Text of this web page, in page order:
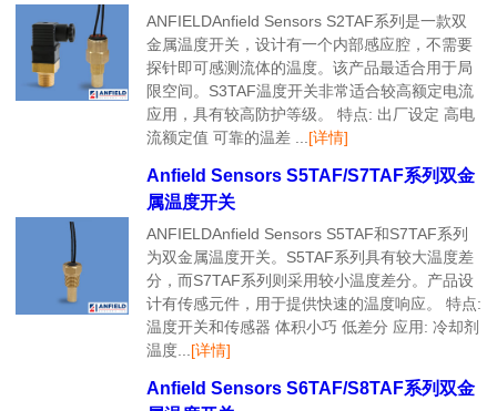
ANFIELDAnfield Sensors S2TAF系列是一款双
金属温度开关，设计有一个内部感应腔，不需要
探针即可感测流体的温度。该产品最适合用于局
限空间。S3TAF温度开关非常适合较高额定电流
应用，具有较高防护等级。 特点: 出厂设定 高电
流额定值 可靠的温差 ... [详情]
Anfield Sensors S5TAF/S7TAF系列双金
属温度开关
ANFIELDAnfield Sensors S5TAF和S7TAF系列
为双金属温度开关。S5TAF系列具有较大温度差
分，而S7TAF系列则采用较小温度差分。产品设
计有传感元件，用于提供快速的温度响应。 特点:
温度开关和传感器 体积小巧 低差分 应用: 冷却剂
温度... [详情]
Anfield Sensors S6TAF/S8TAF系列双金